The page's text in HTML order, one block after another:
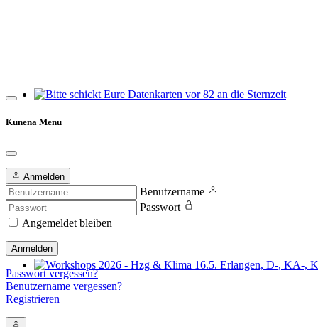
Workshops 2026 - Hzg & Klima 16.5. Erlangen, D-, KA-, KE-
Kunena Menu
Anmelden
Benutzername
Passwort
Angemeldet bleiben
Anmelden
Passwort vergessen?
Benutzername vergessen?
Registrieren